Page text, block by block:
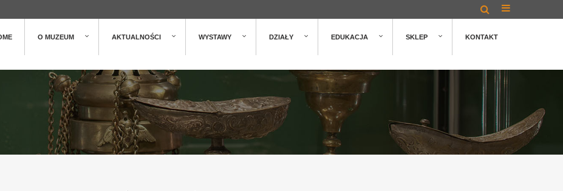
O MUZEUM AKTUALNOŚCI WYSTAWY DZIAŁY EDUKACJA SKLEP KONTAKT